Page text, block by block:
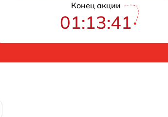
Конец акции
01:13:40